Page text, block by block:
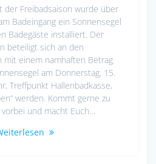
der Freibadsaison wurde über
Badeingang ein Sonnensegel
Badegäste installiert. Der
beteiligt sich an den
mit einem namhaften Betrag.
am Donnerstag, 15.
Treffpunkt Hallenbadkasse,
werden. Kommt gerne zu
und macht Euch…